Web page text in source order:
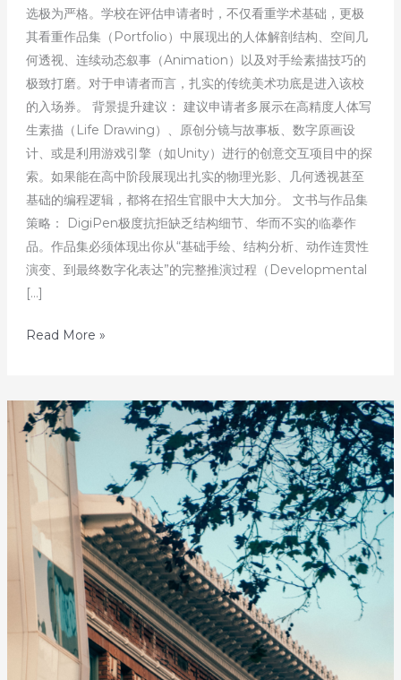
选极为严格。学校在评估申请者时，不仅看重学术基础，更极
其看重作品集（Portfolio）中展现出的人体解剖结构、空间几
何透视、连续动态叙事（Animation）以及对手绘素描技巧的
极致打磨。对于申请者而言，扎实的传统美术功底是进入该校
的入场券。 背景提升建议： 建议申请者多展示在高精度人体写
生素描（Life Drawing）、原创分镜与故事板、数字原画设
计、或是利用游戏引擎（如Unity）进行的创意交互项目中的探
索。如果能在高中阶段展现出扎实的物理光影、几何透视甚至
基础的编程逻辑，都将在招生官眼中大大加分。 文书与作品集
策略： DigiPen极度抗拒缺乏结构细节、华而不实的临摹作
品。作品集必须体现出你从“基础手绘、结构分析、动作连贯性
演变、到最终数字化表达”的完整推演过程（Developmental
[…]
发
国
顶
艺
校
20
天：
Read More »